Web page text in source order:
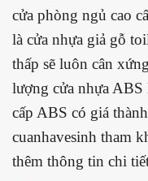
cửa phòng ngủ cao
là cửa nhựa giả gỗ
thấp sẽ luôn cân
lượng cửa nhựa ABS
cấp ABS có giá
cuanhavesinh tham
thêm thông tin chi